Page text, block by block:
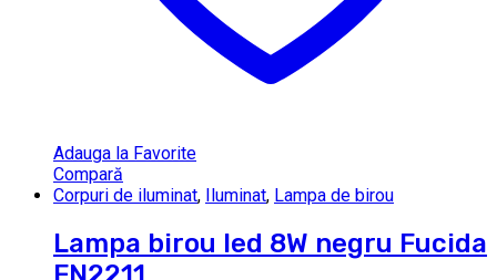
Adauga la Favorite
Compară
Corpuri de iluminat, Iluminat, Lampa de birou
Lampa birou led 8W negru Fucida